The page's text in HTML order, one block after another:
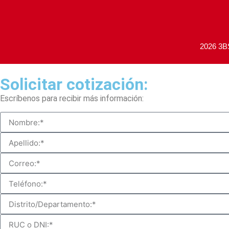
2026
Solicitar cotización:
Escríbenos para recibir más información: